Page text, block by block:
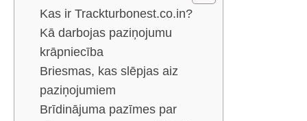
Kas ir Trackturbonest.co.in?
Kā darbojas paziņojumu
krāpniecība
Briesmas, kas slēpjas aiz
paziņojumiem
Brīdinājuma pazīmes par